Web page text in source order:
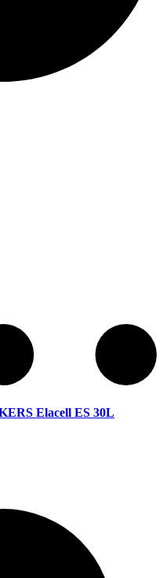
Elacell ES 30L